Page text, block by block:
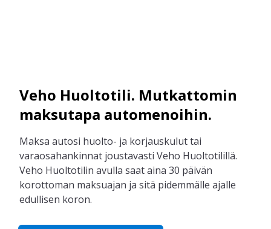
Veho Huoltotili. Mutkattomin
maksutapa automenoihin.
Maksa autosi huolto- ja korjauskulut tai
varaosahankinnat joustavasti Veho Huoltotilillä.
Veho Huoltotilin avulla saat aina 30 päivän
korottoman maksuajan ja sitä pidemmälle ajalle
edullisen koron.